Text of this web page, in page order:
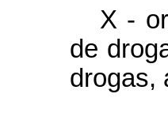
X -
de
drogas,